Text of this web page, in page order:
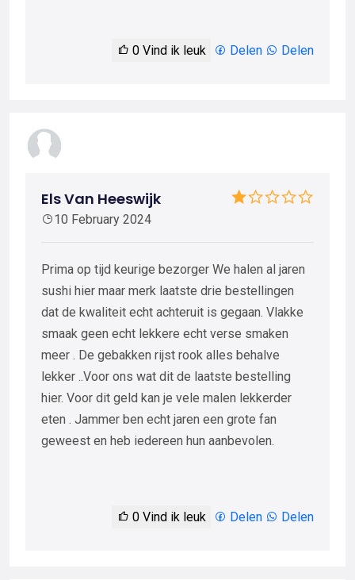
0 Vind ik leuk Delen Delen
Els Van Heeswijk
10 February 2024
Prima op tijd keurige bezorger We halen al jaren
sushi hier maar merk laatste drie bestellingen
dat de kwaliteit echt achteruit is gegaan. Vlakke
smaak geen echt lekkere echt verse smaken
meer . De gebakken rijst rook alles behalve
lekker ..Voor ons wat dit de laatste bestelling
hier. Voor dit geld kan je vele malen lekkerder
eten . Jammer ben echt jaren een grote fan
geweest en heb iedereen hun aanbevolen.
0 Vind ik leuk Delen Delen